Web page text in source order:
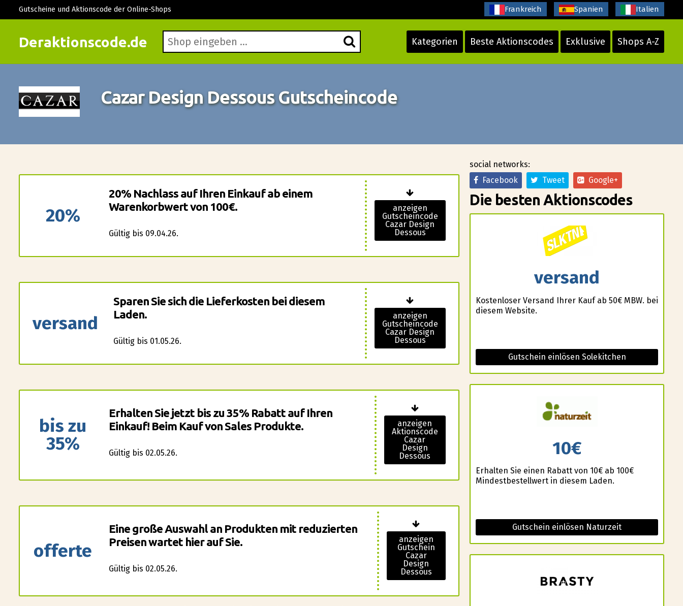
Deraktionscode.de Kategorien Beste Aktionscodes Exklusive Shops A-Z
Gutscheine und Aktionscode der Online-Shops Frankreich Spanien Italien
Cazar Design Dessous Gutscheincode
20%
20% Nachlass auf Ihren Einkauf ab einem
Warenkorbwert von 100€.
Gültig bis 09.04.26.
anzeigen
Gutscheincode
Cazar Design
Dessous
versand
Sparen Sie sich die Lieferkosten bei diesem
Laden.
Gültig bis 01.05.26.
anzeigen
Gutscheincode
Cazar Design
Dessous
bis zu
35%
Erhalten Sie jetzt bis zu 35% Rabatt auf Ihren
Einkauf! Beim Kauf von Sales Produkte.
Gültig bis 02.05.26.
anzeigen
Aktionscode
Cazar
Design
Dessous
offerte
Eine große Auswahl an Produkten mit reduzierten
Preisen wartet hier auf Sie.
Gültig bis 02.05.26.
anzeigen
Gutschein
Cazar
Design
Dessous
social networks:
Facebook
Tweet Google+
Die besten Aktionscodes
versand
Kostenloser Versand Ihrer Kauf ab 50€ MBW. bei
diesem Website.
Gutschein einlösen Solekitchen
10€
Erhalten Sie einen Rabatt von 10€ ab 100€
Mindestbestellwert in diesem Laden.
Gutschein einlösen Naturzeit